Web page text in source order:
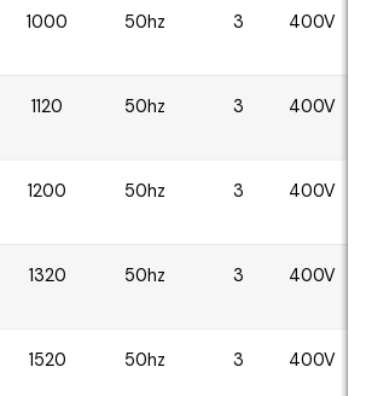
1000 50hz 3 400V
1120 50hz 3 400V
1200 50hz 3 400V
1320 50hz 3 400V
1520 50hz 3 400V